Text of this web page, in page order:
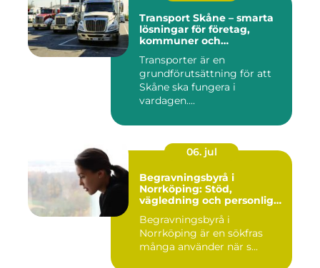
Transport Skåne – smarta
lösningar för företag,
kommuner och
Transporter är en
grundförutsättning för att
Skåne ska fungera i
vardagen....
06. jul
Begravningsbyrå i
Norrköping: Stöd,
vägledning och personliga
Begravningsbyrå i
Norrköping är en sökfras
många använder när s...